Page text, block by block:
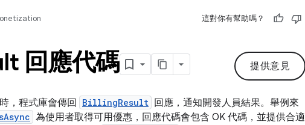
這對你有幫助嗎？
提供意見
回應代碼
，程式庫會傳回 BillingResult 回應，通知開發人員結果。舉例來
為使用者取得可用優惠，回應代碼會包含 OK 代碼，並提供合適